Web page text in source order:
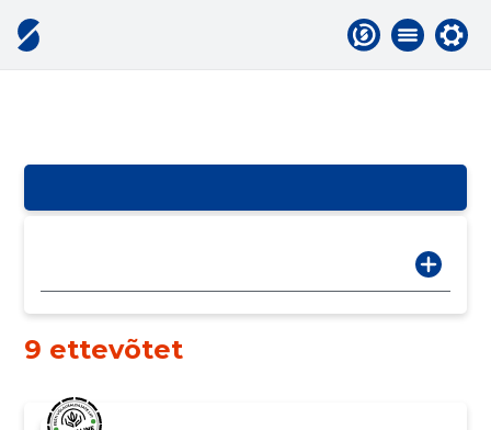
9 ettevõtet